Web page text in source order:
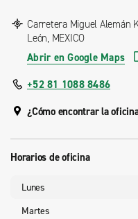
Carretera Miguel Alemán
León, MEXICO
Abrir en Google Maps
+52 81 1088 8486
¿Cómo encontrar la
Horarios de oficina
Lunes
Martes